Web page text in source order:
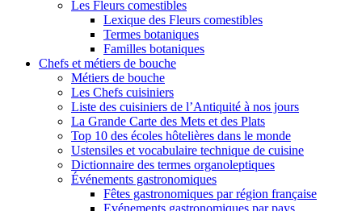
Les Fleurs comestibles
Lexique des Fleurs comestibles
Termes botaniques
Familles botaniques
Chefs et métiers de bouche
Métiers de bouche
Les Chefs cuisiniers
Liste des cuisiniers de l’Antiquité à nos jours
La Grande Carte des Mets et des Plats
Top 10 des écoles hôtelières dans le monde
Ustensiles et vocabulaire technique de cuisine
Dictionnaire des termes organoleptiques
Événements gastronomiques
Fêtes gastronomiques par région française